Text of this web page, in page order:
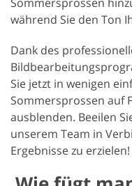
während Sie den Ton
Dank des
Sie jetzt in wenigen
Sommersprossen auf
ausblenden. Beeilen
unserem Team in
Ergebnisse zu erzielen!